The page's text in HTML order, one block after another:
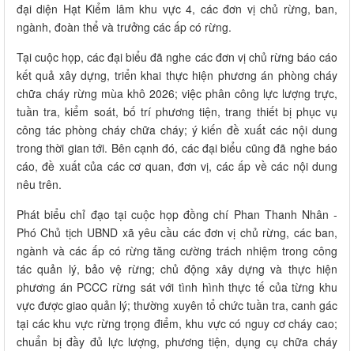
đại diện Hạt Kiểm lâm khu vực 4, các đơn vị chủ rừng, ban,
ngành, đoàn thể và trưởng các ấp có rừng.
Tại cuộc họp, các đại biểu đã nghe các đơn vị chủ rừng báo cáo
kết quả xây dựng, triển khai thực hiện phương án phòng cháy
chữa cháy rừng mùa khô 2026; việc phân công lực lượng trực,
tuần tra, kiểm soát, bố trí phương tiện, trang thiết bị phục vụ
công tác phòng cháy chữa cháy; ý kiến đề xuất các nội dung
trong thời gian tới. Bên cạnh đó, các đại biểu cũng đã nghe báo
cáo, đề xuất của các cơ quan, đơn vị, các ấp về các nội dung
nêu trên.
Phát biểu chỉ đạo tại cuộc họp đồng chí Phan Thanh Nhân -
Phó Chủ tịch UBND xã yêu cầu các đơn vị chủ rừng, các ban,
ngành và các ấp có rừng tăng cường trách nhiệm trong công
tác quản lý, bảo vệ rừng; chủ động xây dựng và thực hiện
phương án PCCC rừng sát với tình hình thực tế của từng khu
vực được giao quản lý; thường xuyên tổ chức tuần tra, canh gác
tại các khu vực rừng trọng điểm, khu vực có nguy cơ cháy cao;
chuẩn bị đầy đủ lực lượng, phương tiện, dụng cụ chữa cháy